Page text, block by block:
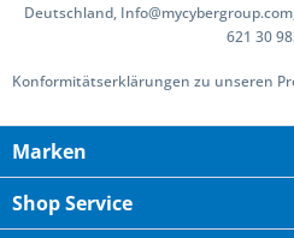
Deutschland,
621 30
Konformitätserklärungen zu unseren
Marken
Shop Service